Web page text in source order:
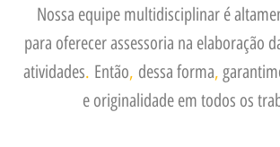
Nossa equipe multidisciplinar é
para oferecer assessoria na elaboração
atividades. Então, dessa forma,
e originalidade em todos os